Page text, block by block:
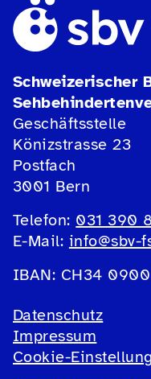
Schweizerischer
Geschäftsstelle
Könizstrasse 23
Postfach
3001 Bern
Telefon: 031 390
E-Mail: info@sbv-
IBAN: CH34
Datenschutz
Impressum
Cookie-